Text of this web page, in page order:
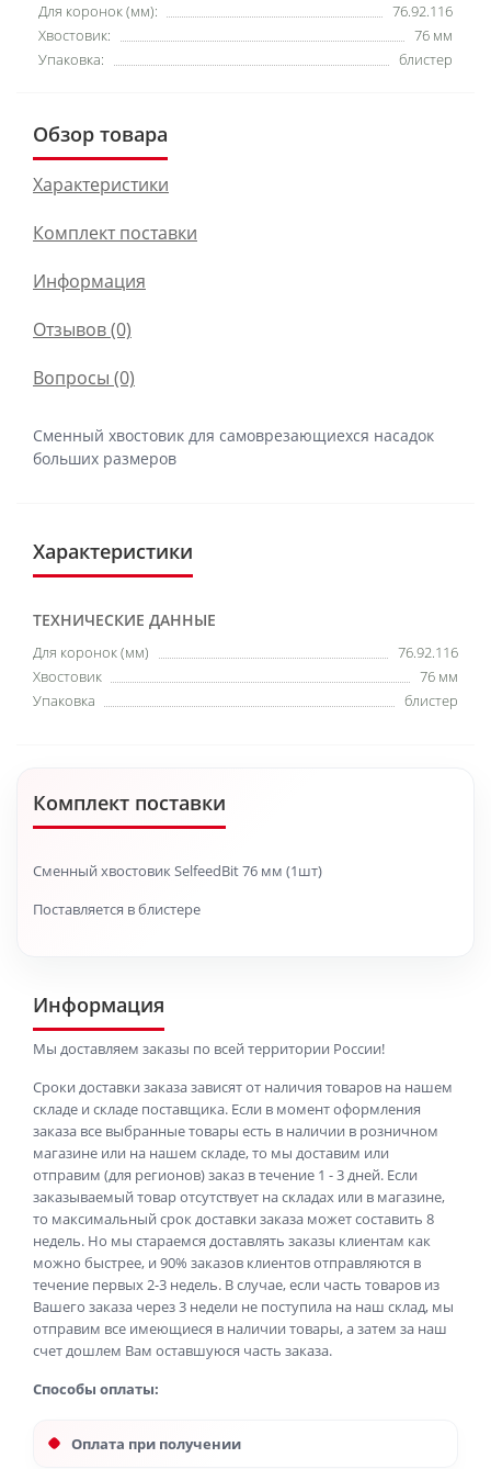
Для коронок (мм):
76.92.116
Хвостовик:
76 мм
Упаковка:
блистер
Обзор товара
Характеристики
Комплект поставки
Информация
Отзывов (0)
Вопросы (0)
Сменный хвостовик для самоврезающиехся насадок
больших размеров
Характеристики
ТЕХНИЧЕСКИЕ ДАННЫЕ
Для коронок (мм)
76.92.116
Хвостовик
76 мм
Упаковка
блистер
Комплект поставки
Сменный хвостовик SelfeedBit 76 мм (1шт)
Поставляется в блистере
Информация
Мы доставляем заказы по всей территории России!
Сроки доставки заказа зависят от наличия товаров на нашем
складе и складе поставщика. Если в момент оформления
заказа все выбранные товары есть в наличии в розничном
магазине или на нашем складе, то мы доставим или
отправим (для регионов) заказ в течение 1 - 3 дней. Если
заказываемый товар отсутствует на складах или в магазине,
то максимальный срок доставки заказа может составить 8
недель. Но мы стараемся доставлять заказы клиентам как
можно быстрее, и 90% заказов клиентов отправляются в
течение первых 2-3 недель. В случае, если часть товаров из
Вашего заказа через 3 недели не поступила на наш склад, мы
отправим все имеющиеся в наличии товары, а затем за наш
счет дошлем Вам оставшуюся часть заказа.
Способы оплаты:
Оплата при получении